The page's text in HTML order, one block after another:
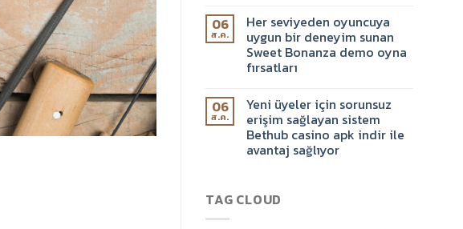
06
ส.ค.
Her seviyeden oyuncuya
uygun bir deneyim sunan
Sweet Bonanza demo oyna
fırsatları
06
ส.ค.
Yeni üyeler için sorunsuz
erişim sağlayan sistem
Bethub casino apk indir ile
avantaj sağlıyor
TAG CLOUD